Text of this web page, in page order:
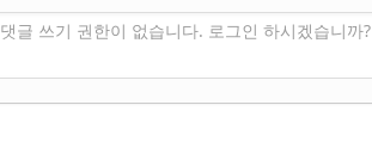
댓글 쓰기 권한이 없습니다. 로그인 하시겠습니까?